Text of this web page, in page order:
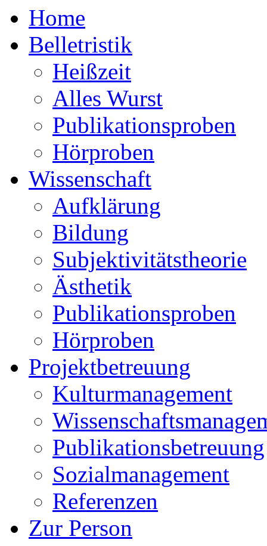
Home
Belletristik
Heißzeit
Alles Wurst
Publikationsproben
Hörproben
Wissenschaft
Aufklärung
Bildung
Subjektivitätstheorie
Ästhetik
Publikationsproben
Hörproben
Projektbetreuung
Kulturmanagement
Publikationsbetreuung
Sozialmanagement
Referenzen
Zur Person